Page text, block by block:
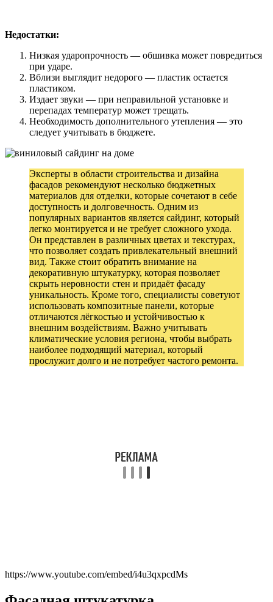
Недостатки:
Низкая ударопрочность — обшивка может повредиться
при ударе.
Вблизи выглядит недорого — пластик остается
пластиком.
Издает звуки — при неправильной установке и
перепадах температур может трещать.
Необходимость дополнительного утепления — это
следует учитывать в бюджете.
Эксперты в области строительства и дизайна
фасадов рекомендуют несколько бюджетных
материалов для отделки, которые сочетают в себе
доступность и долговечность. Одним из
популярных вариантов является сайдинг, который
легко монтируется и не требует сложного ухода.
Он представлен в различных цветах и текстурах,
что позволяет создать привлекательный внешний
вид. Также стоит обратить внимание на
декоративную штукатурку, которая позволяет
скрыть неровности стен и придаёт фасаду
уникальность. Кроме того, специалисты советуют
использовать композитные панели, которые
отличаются лёгкостью и устойчивостью к
внешним воздействиям. Важно учитывать
климатические условия региона, чтобы выбрать
наиболее подходящий материал, который
прослужит долго и не потребует частого ремонта.
https://www.youtube.com/embed/i4u3qxpcdMs